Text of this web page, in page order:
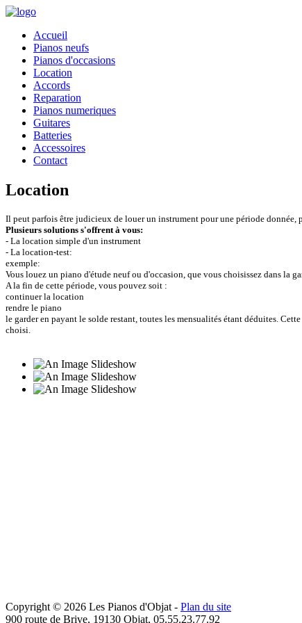
Accueil
Pianos neufs
Pianos d'occasions
Location
Accords
Reparation
Pianos numeriques
Guitares
Batteries
Accessoires
Contact
Location
Il peut parfois être judicieux de louer un instrument pour une période donnée,
Plusieurs solutions s'offrent à vous:
- La location simple d'un instrument
- La location-test:
exemple:
Vous louez un piano d'étude neuf ou d'occasion, que vous choisissez dans la
A la fin de cette période, vous pouvez soit :
continuer la location
rendre le piano
le garder en payant le solde restant, toutes les mensualités étant déduites.
choisi.
Copyright © 2026 Les Pianos d'Objat - Plan du site
900 route de Brive, 19130 Objat, 05.55.23.77.92